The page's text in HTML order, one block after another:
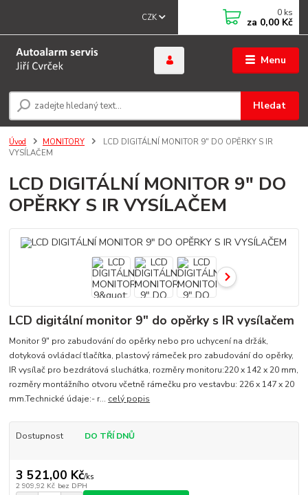
Menu
CZK
Hledat
0 ks
za 0,00 Kč
Úvod MONITORY
LCD DIGITÁLNÍ MONITOR 9" DO OPĚRKY S IR
VYSÍLAČEM
LCD DIGITÁLNÍ MONITOR 9" DO
OPĚRKY S IR VYSÍLAČEM
LCD digitální monitor 9" do opěrky s IR vysílačem
Monitor 9" pro zabudování do opěrky nebo pro uchycení na držák,
dotyková ovládací tlačítka, plastový rámeček pro zabudování do opěrky,
IR vysílač pro bezdrátová sluchátka, rozměry monitoru:220 x 142 x 20 mm,
rozměry montážního otvoru včetně rámečku pro vestavbu: 226 x 147 x 20
mm.Technické údaje:- r... celý popis
Dostupnost DO TŘÍ DNŮ
3 521,00 Kč/ks
2 909,92 Kč bez DPH